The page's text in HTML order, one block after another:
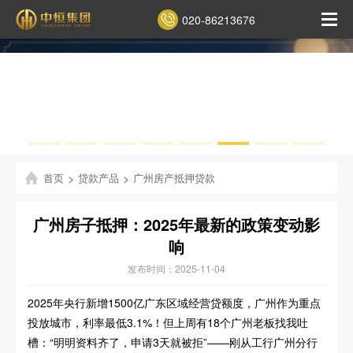
020-86213676
首页 > 贷款产品 > 广州房产抵押贷款
广州房子抵押：2025年最新的政策变动影
响
发布时间：2025-11-04
2025年央行新增1500亿广东区域经营贷额度，广州作为重点
投放城市，利率最低3.1%！但上周有18个广州老板找我吐
槽：“明明资料齐了，申请3天就被拒”——刚从工行广州分行